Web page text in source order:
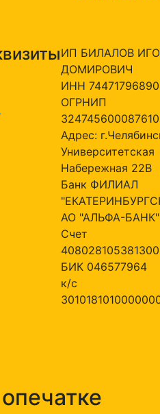
ИП БИЛАЛОВ
ДОМИРОВИЧ
ИНН
ОГРНИП
324745600087610
Адрес:
Университетская
Набережная 22В
Банк ФИЛИАЛ
АО "АЛЬФА-БАНК"
Счет
БИК 046577964
к/с